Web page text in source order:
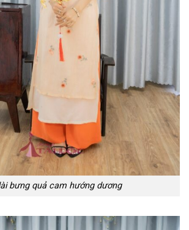
bưng quả cam hướng dương